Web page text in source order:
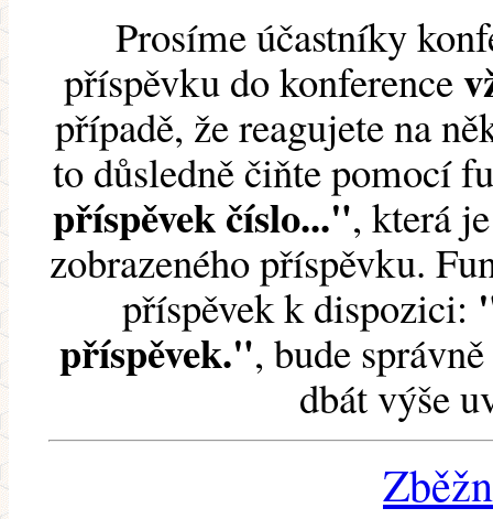
Prosíme účastníky
příspěvku do konference
případě, že reagujete na
to důsledně čiňte pomocí
příspěvek číslo...", která
zobrazeného příspěvku.
příspěvek k dispozici:
příspěvek.", bude
dbát výše